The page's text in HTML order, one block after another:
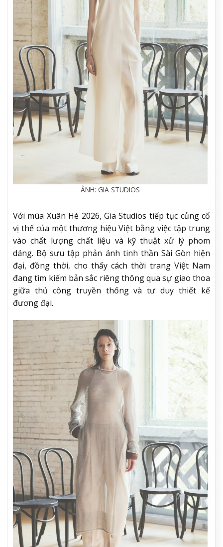
ẢNH: GIA STUDIOS
Với mùa Xuân Hè 2026, Gia Studios tiếp tục củng cố
vị thế của một thương hiệu Việt bằng việc tập trung
vào chất lượng chất liệu và kỹ thuật xử lý phom
dáng. Bộ sưu tập phản ánh tinh thần Sài Gòn hiện
đại, đồng thời, cho thấy cách thời trang Việt Nam
đang tìm kiếm bản sắc riêng thông qua sự giao thoa
giữa thủ công truyền thống và tư duy thiết kế
đương đại.